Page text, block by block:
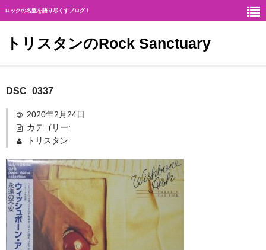
ロックの名盤を語り尽くすブログ！
トリスタンのRock Sanctuary
ハード・ロック
ギタリスト
北欧メタル
メロディアス・ロック
ヘヴィ・メタル
DSC_0337
2020年2月24日
カテゴリー:
トリスタン